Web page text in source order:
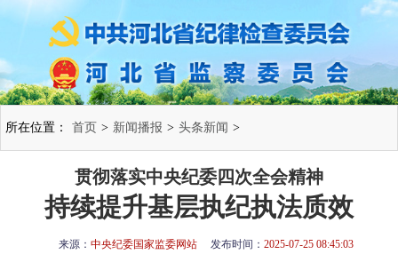
所在位置： 首页 > 新闻播报 > 头条新闻 >
贯彻落实中央纪委四次全会精神
持续提升基层执纪执法质效
来源： 中央纪委国家监委网站 发布时间： 2025-07-25 08:45:03